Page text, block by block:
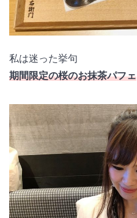
私は迷った挙句
期間限定の桜のお抹茶パフェ